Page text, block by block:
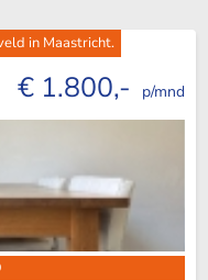
in Maastricht.
€ 1.800,- p/mnd